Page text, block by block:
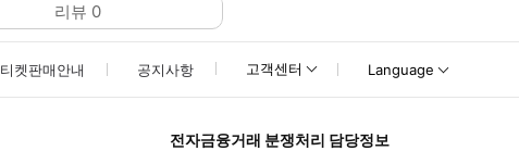
리뷰 0
티켓판매안내 공지사항 고객센터 Language
전자금융거래 분쟁처리 담당정보